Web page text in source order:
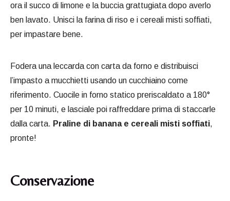
ora il succo di limone e la buccia grattugiata dopo averlo
ben lavato. Unisci la farina di riso e i cereali misti soffiati,
per impastare bene.
Fodera una leccarda con carta da forno e distribuisci
l’impasto a mucchietti usando un cucchiaino come
riferimento. Cuocile in forno statico preriscaldato a 180°
per 10 minuti, e lasciale poi raffreddare prima di staccarle
dalla carta. Praline di banana e cereali misti soffiati,
pronte!
Conservazione